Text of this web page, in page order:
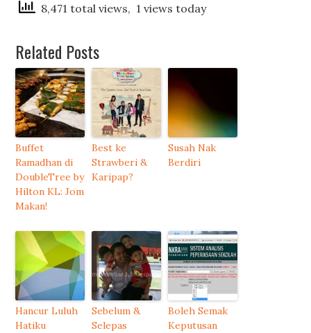
8,471 total views, 1 views today
Related Posts
Buffet
Ramadhan di
DoubleTree by
Hilton KL: Jom
Makan!
Best ke
Strawberi &
Karipap?
Susah Nak
Berdiri
Hancur Luluh
Hatiku
Sebelum &
Selepas
Boleh Semak
Keputusan